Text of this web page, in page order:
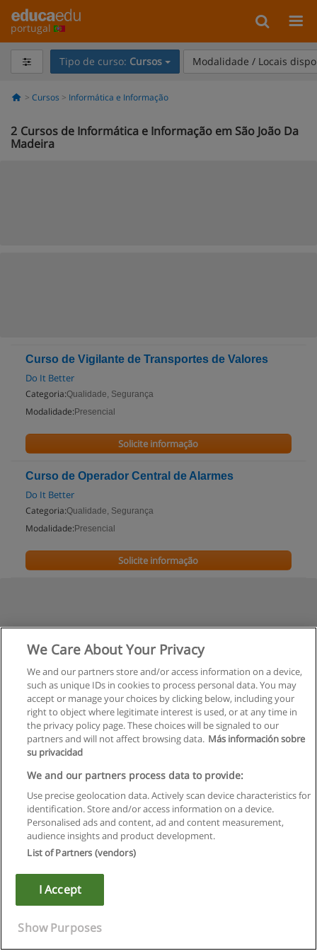
portugal
Tipo de curso: Cursos Modalidade / Locais
Cursos Informática e Informação
2 Cursos de Informática e Informação em São João Da
Madeira
Curso de Vigilante de Transportes de Valores
Do It Better
Categoria:Qualidade, Segurança
Modalidade: Presencial
Solicite informação
Curso de Operador Central de Alarmes
Do It Better
Categoria:Qualidade, Segurança
Modalidade: Presencial
Solicite informação
Regras de uso
Privacidade de dados
Copyright © Educaedu Business S.L. - CIF : B-95610580: -
We Care About Your Privacy
We and our partners store and/or access information on a device,
such as unique IDs in cookies to process personal data. You may
accept or manage your choices by clicking below, including your
right to object where legitimate interest is used, or at any time in
the privacy policy page. These choices will be signaled to our
partners and will not affect browsing data. Más información sobre
su privacidad
We and our partners process data to provide:
Use precise geolocation data. Actively scan device characteristics for
identification. Store and/or access information on a device.
Personalised ads and content, ad and content measurement,
audience insights and product development.
List of Partners (vendors)
I Accept
Show Purposes